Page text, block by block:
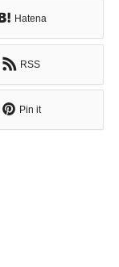
Hatena
RSS
Pin it